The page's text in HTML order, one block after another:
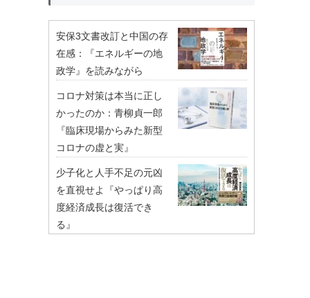
安保3文書改訂と中国の存
在感：『エネルギーの地
政学』を読みながら
コロナ対策は本当に正し
かったのか：青柳貞一郎
『臨床現場からみた新型
コロナの虚と実』
少子化と人手不足の元凶
を直視せよ『やっぱり高
度経済成長は復活でき
る』